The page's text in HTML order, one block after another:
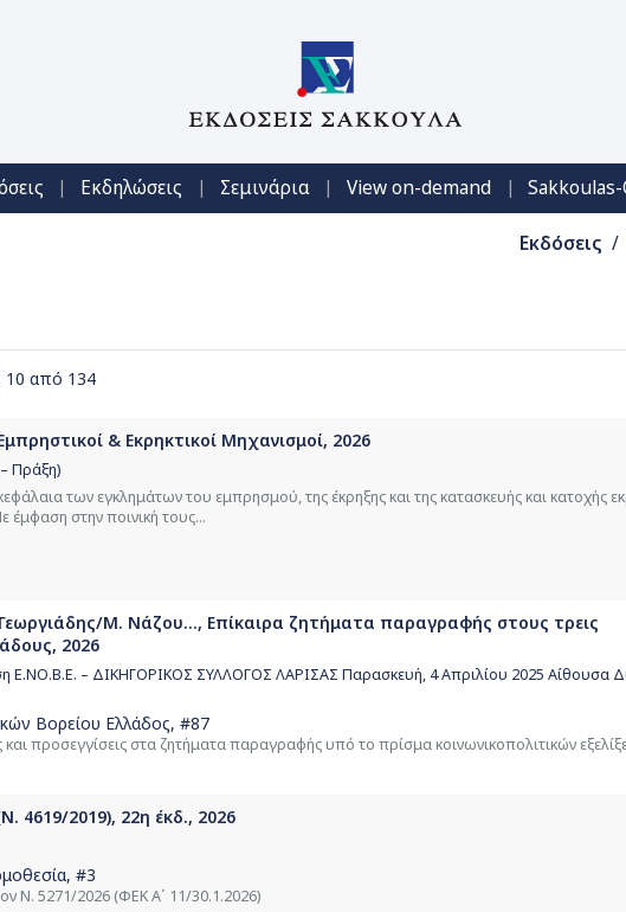
| Εκδηλώσεις | Σεμινάρια | View on-demand |
Εκδόσεις /
10 από 134
& Εκρηκτικοί Μηχανισμοί, 2026
Πράξη)
των εγκλημάτων του εμπρησμού, της έκρηξης και της κατασκευής και κατοχής
έμφαση στην ποινική τους...
Μ. Νάζου..., Επίκαιρα ζητήματα παραγραφής στους τρεις
2026
Ε.ΝΟ.Β.Ε. – ΔΙΚΗΓΟΡΙΚΟΣ ΣΥΛΛΟΓΟΣ ΛΑΡΙΣΑΣ Παρασκευή, 4 Απριλίου 2025 Αίθουσα
Βορείου Ελλάδος, #87
προσεγγίσεις στα ζητήματα παραγραφής υπό το πρίσμα κοινωνικοπολιτικών
4619/2019), 22η έκδ., 2026
, #3
Ν. 5271/2026 (ΦΕΚ Α΄ 11/30.1.2026)